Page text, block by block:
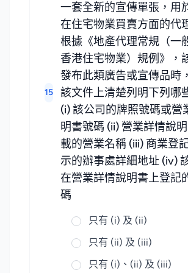
15
一套全新的宣傳單張，用
在住宅物業買賣方面的代
根據《地產代理常規（一
香港住宅物業）規例》，
發布此類廣告或宣傳品時
該文件上清楚列明下列哪
(i) 該公司的牌照號碼或營
明書號碼 (ii) 營業詳情說
載的營業名稱 (iii) 商業登
示的辦事處詳細地址 (iv)
在營業詳情說明書上登記
碼
只有 (i) 及 (ii)
只有 (ii) 及 (iii)
只有 (i)、(ii) 及 (iii)